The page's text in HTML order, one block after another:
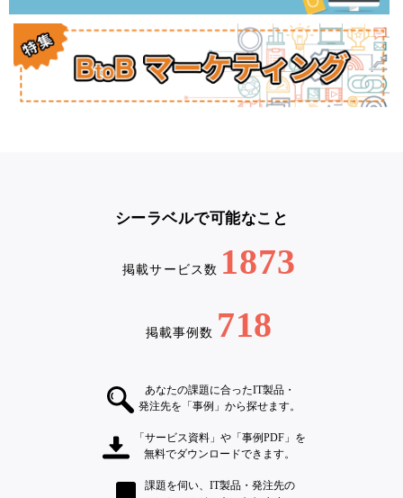
シーラベルで可能なこと
掲載サービス数 1873
掲載事例数 718
あなたの課題に合ったIT製品・
発注先を「事例」から探せます。
「サービス資料」や「事例PDF」を
無料でダウンロードできます。
課題を伺い、IT製品・発注先の